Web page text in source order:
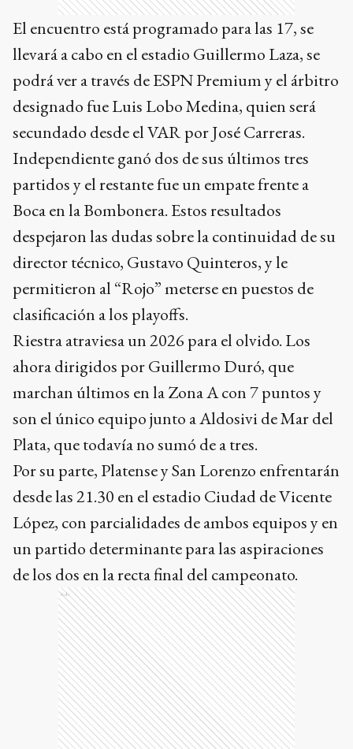
El encuentro está programado para las 17, se
llevará a cabo en el estadio Guillermo Laza, se
podrá ver a través de ESPN Premium y el árbitro
designado fue Luis Lobo Medina, quien será
secundado desde el VAR por José Carreras.
Independiente ganó dos de sus últimos tres
partidos y el restante fue un empate frente a
Boca en la Bombonera. Estos resultados
despejaron las dudas sobre la continuidad de su
director técnico, Gustavo Quinteros, y le
permitieron al “Rojo” meterse en puestos de
clasificación a los playoffs.
Riestra atraviesa un 2026 para el olvido. Los
ahora dirigidos por Guillermo Duró, que
marchan últimos en la Zona A con 7 puntos y
son el único equipo junto a Aldosivi de Mar del
Plata, que todavía no sumó de a tres.
Por su parte, Platense y San Lorenzo enfrentarán
desde las 21.30 en el estadio Ciudad de Vicente
López, con parcialidades de ambos equipos y en
un partido determinante para las aspiraciones
de los dos en la recta final del campeonato.
Ads